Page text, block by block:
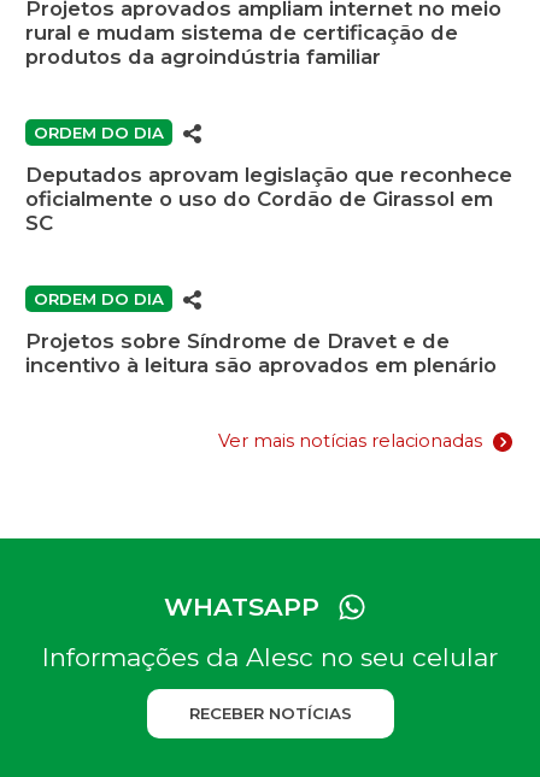
Projetos aprovados ampliam internet no meio
rural e mudam sistema de certificação de
produtos da agroindústria familiar
ORDEM DO DIA
Deputados aprovam legislação que reconhece
oficialmente o uso do Cordão de Girassol em
SC
ORDEM DO DIA
Projetos sobre Síndrome de Dravet e de
incentivo à leitura são aprovados em plenário
Ver mais notícias relacionadas
WHATSAPP
Informações da Alesc no seu celular
RECEBER NOTÍCIAS